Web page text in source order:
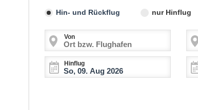
Hin- und Rückflug nur Hinflug
Von
Hinflug